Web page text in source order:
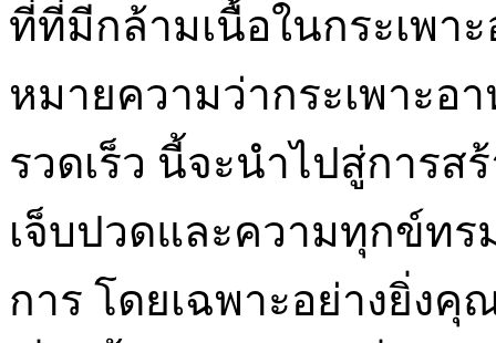
ที่ที่มีกล้ามเนื้อในกระเพ
หมายความว่ากระเพาะอ
รวดเร็ว นี้จะนำไปสู่การส
เจ็บปวดและความทุกข์ท
การ โดยเฉพาะอย่างยิ่ง